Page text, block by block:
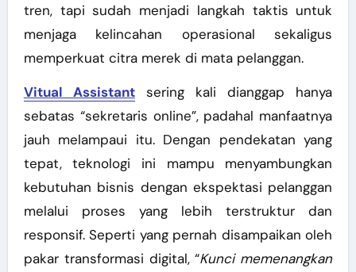
tren, tapi sudah menjadi langkah taktis untuk
menjaga kelincahan operasional sekaligus
memperkuat citra merek di mata pelanggan.
Vitual Assistantsering kali dianggap hanya
sebatas “sekretaris online”, padahal manfaatnya
jauh melampaui itu. Dengan pendekatan yang
tepat, teknologi ini mampu menyambungkan
kebutuhan bisnis dengan ekspektasi pelanggan
melalui proses yang lebih terstruktur dan
responsif. Seperti yang pernah disampaikan oleh
pakar transformasi digital, “Kunci memenangkan